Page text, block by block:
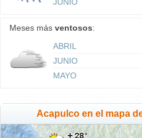
Meses más ventosos:
ABRIL
JUNIO
MAYO
Acapulco en el mapa